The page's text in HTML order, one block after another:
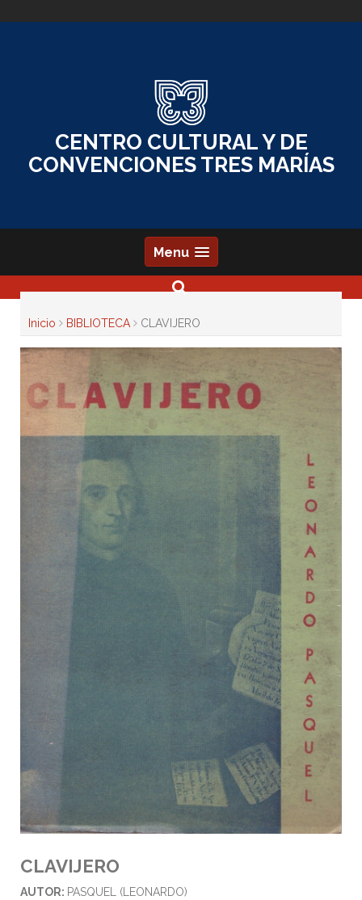
to
CENTRO CULTURAL Y DE
CONVENCIONES TRES MARÍAS
Menu
Inicio BIBLIOTECA CLAVIJERO
CLAVIJERO
AUTOR: PASQUEL (LEONARDO)